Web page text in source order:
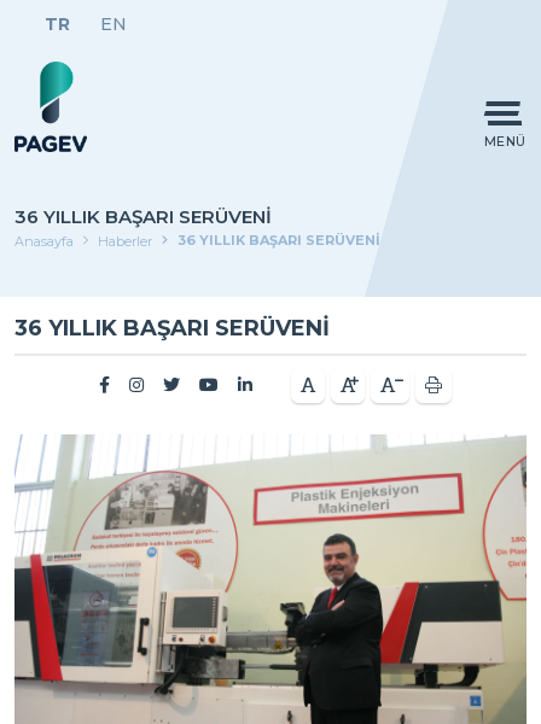
TR EN
MENÜ
36 YILLIK BAŞARI SERÜVENİ
Anasayfa Haberler 36 YILLIK BAŞARI SERÜVENİ
36 YILLIK BAŞARI SERÜVENİ